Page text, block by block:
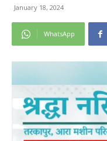
January 18, 2024
WhatsApp